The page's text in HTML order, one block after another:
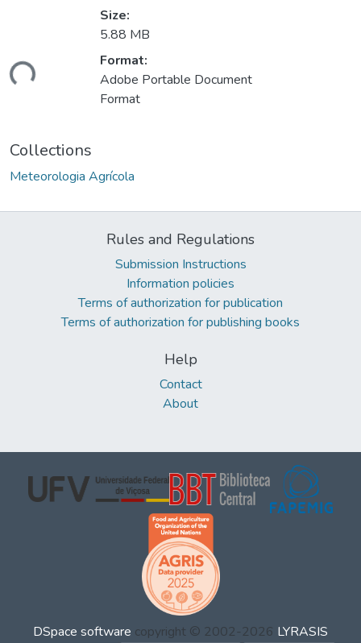
Size:
5.88 MB
Format:
Adobe Portable Document
Format
Collections
Meteorologia Agrícola
Rules and Regulations
Submission Instructions
Information policies
Terms of authorization for publication
Terms of authorization for publishing books
Help
Contact
About
DSpace software copyright © 2002-2026 LYRASIS